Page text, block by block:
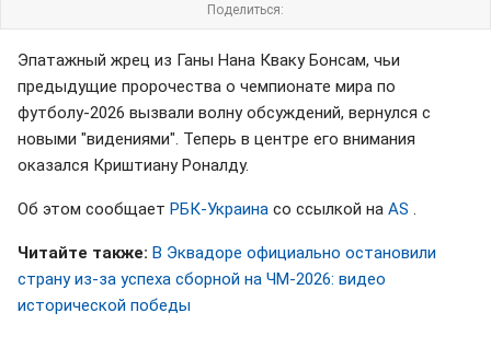
Поделиться:
Эпатажный жрец из Ганы Нана Кваку Бонсам, чьи
предыдущие пророчества о чемпионате мира по
футболу-2026 вызвали волну обсуждений, вернулся с
новыми "видениями". Теперь в центре его внимания
оказался Криштиану Роналду.
Об этом сообщает РБК-Украина со ссылкой на AS
Читайте также: В Эквадоре официально остановили
страну из-за успеха сборной на ЧМ-2026: видео
исторической победы